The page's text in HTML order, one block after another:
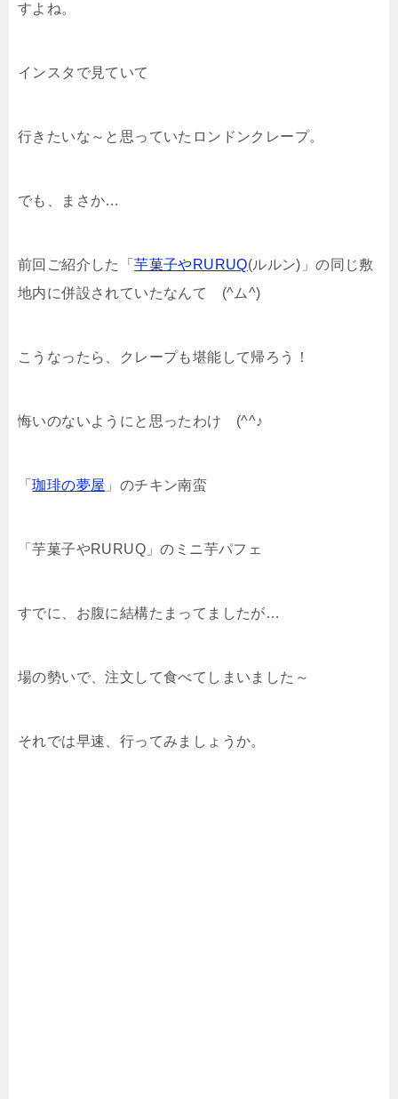
すよね。
インスタで見ていて
行きたいな～と思っていたロンドンクレープ。
でも、まさか…
前回ご紹介した「芋菓子やRURUQ(ルルン)」の同じ敷
地内に併設されていたなんて (^ム^)
こうなったら、クレープも堪能して帰ろう！
悔いのないようにと思ったわけ (^^♪
「珈琲の夢屋 」のチキン南蛮
「芋菓子やRURUQ」のミニ芋パフェ
すでに、お腹に結構たまってましたが…
場の勢いで、注文して食べてしまいました～
それでは早速、行ってみましょうか。